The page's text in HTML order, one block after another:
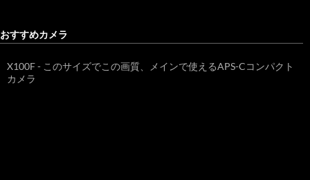
おすすめカメラ
X100F - このサイズでこの画質、メインで使えるAPS-Cコンパクト
カメラ